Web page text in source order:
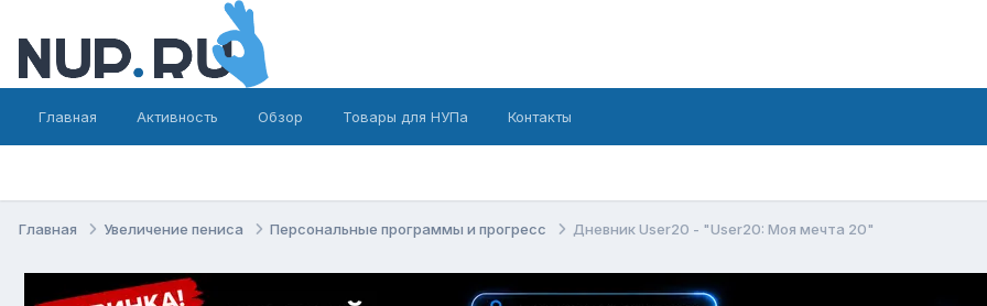
Главная Активность Обзор Товары для НУПа Контакты
Главная Увеличение пениса Персональные программы и прогресс Дневник User20 - "User20: Моя мечта 20"